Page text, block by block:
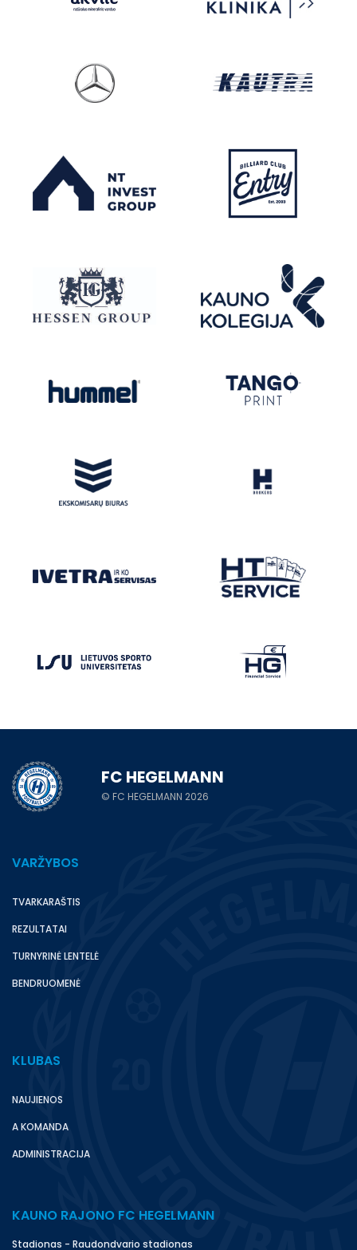
FC HEGELMANN
© FC HEGELMANN 2026
VARŽYBOS
TVARKARAŠTIS
REZULTATAI
TURNYRINĖ LENTELĖ
BENDRUOMENĖ
KLUBAS
NAUJIENOS
A KOMANDA
ADMINISTRACIJA
KAUNO RAJONO FC HEGELMANN
Stadionas - Raudondvario stadionas